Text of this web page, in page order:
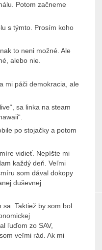
Potom začneme
s týmto. Prosím koho
to neni možné. Ale
alebo nie.
mi páči demokracia, ale
sa linka na steam
po stojačky a potom
vidieť. Nepíšte mi
každý deň. Veľmi
som dával dokopy
duševnej
Taktiež by som bol
ľuďom zo SAV,
veľmi rád. Ak mi